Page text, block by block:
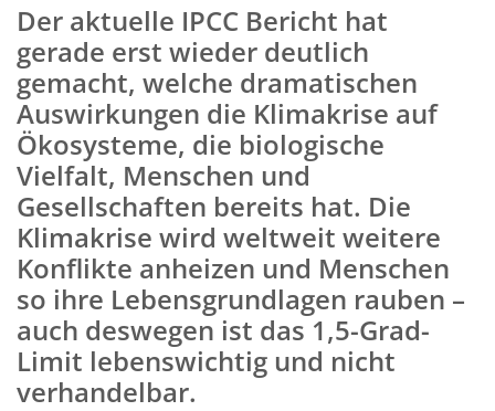
Der aktuelle IPCC Bericht hat
gerade erst wieder deutlich
gemacht, welche dramatischen
Auswirkungen die Klimakrise auf
Ökosysteme, die biologische
Vielfalt, Menschen und
Gesellschaften bereits hat. Die
Klimakrise wird weltweit weitere
Konflikte anheizen und Menschen
so ihre Lebensgrundlagen rauben –
auch deswegen ist das 1,5-Grad-
Limit lebenswichtig und nicht
verhandelbar.